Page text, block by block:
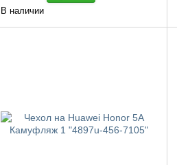
В наличии